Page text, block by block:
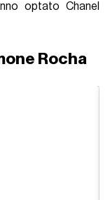
optato Chanel
Rocha